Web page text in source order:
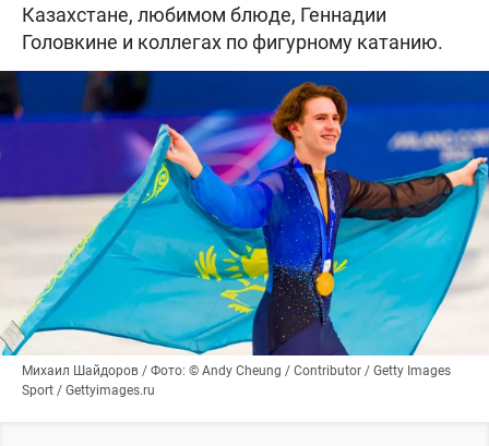
Казахстане, любимом блюде, Геннадии
Головкине и коллегах по фигурному катанию.
Михаил Шайдоров / Фото: © Andy Cheung / Contributor / Getty Images
Sport / Gettyimages.ru